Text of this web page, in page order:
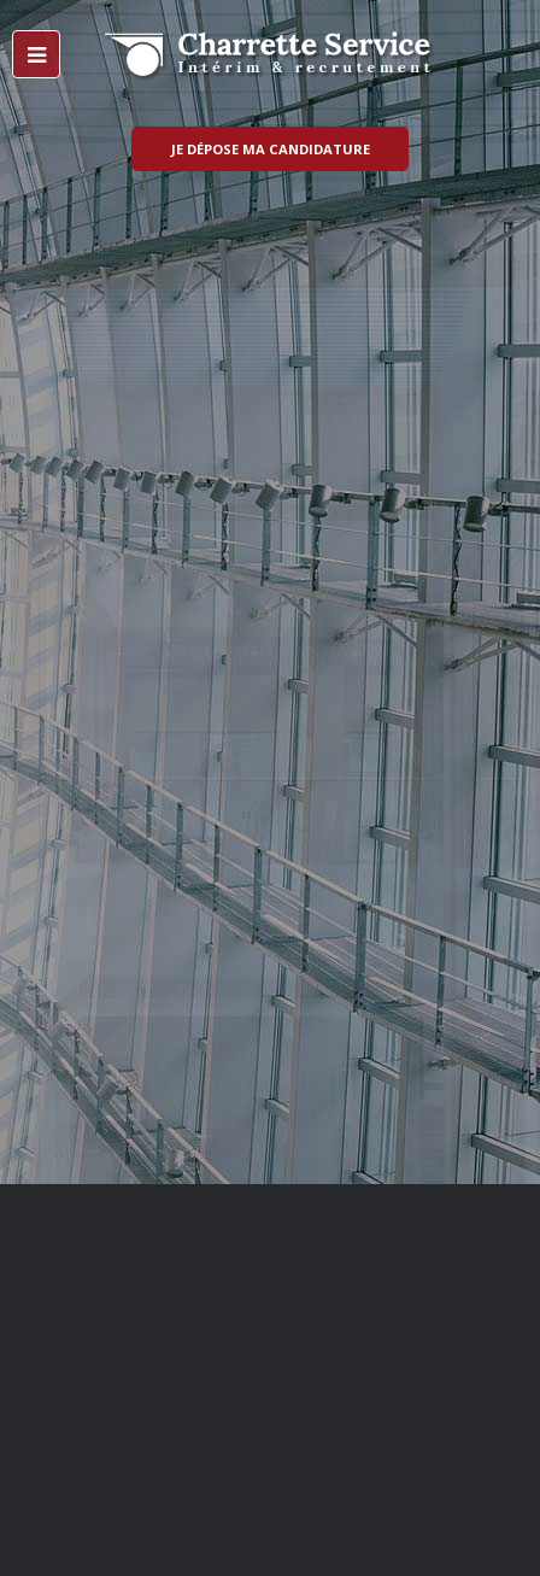
JE DÉPOSE MA CANDIDATURE